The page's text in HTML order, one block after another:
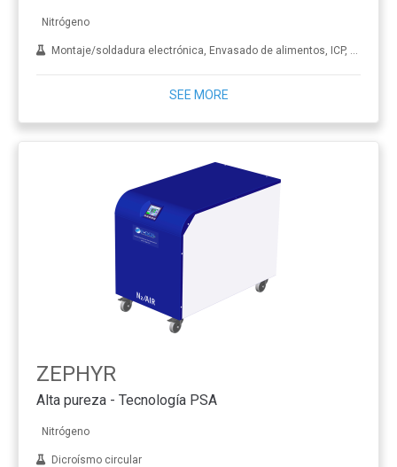
Nitrógeno
Montaje/soldadura electrónica, Envasado de alimentos, ICP, Corte por láser, LC-MS, RMN, Petróleo y gas, Evaporación de la muestra, Elaboración de vino y cerveza
SEE MORE
ZEPHYR
Alta pureza - Tecnología PSA
Nitrógeno
Dicroísmo circular